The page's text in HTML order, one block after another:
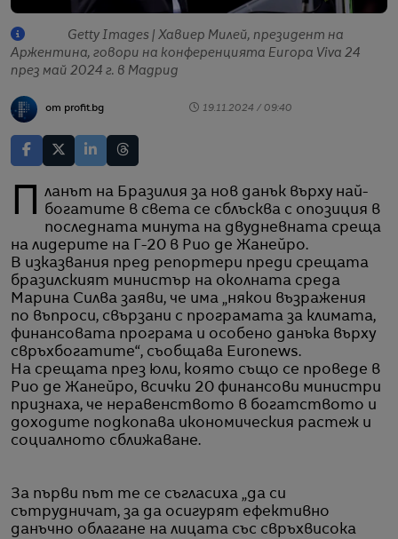
Getty Images | Хавиер Милей, президент на
Аржентина, говори на конференцията Europa Viva 24
през май 2024 г. в Мадрид
от profit.bg 19.11.2024 / 09:40
Планът на Бразилия за нов данък върху най-
богатите в света се сблъсква с опозиция в
последната минута на двудневната среща
на лидерите на Г-20 в Рио де Жанейро.
В изказвания пред репортери преди срещата
бразилският министър на околната среда
Марина Силва заяви, че има „някои възражения
по въпроси, свързани с програмата за климата,
финансовата програма и особено данъка върху
свръхбогатите“, съобщава Euronews.
На срещата през юли, която също се проведе в
Рио де Жанейро, всички 20 финансови министри
признаха, че неравенството в богатството и
доходите подкопава икономическия растеж и
социалното сближаване.
За първи път те се съгласиха „да си
сътрудничат, за да осигурят ефективно
данъчно облагане на лицата със свръхвисока